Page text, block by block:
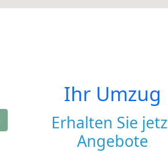
Ihr Umzug
Erhalten Sie
Angebote